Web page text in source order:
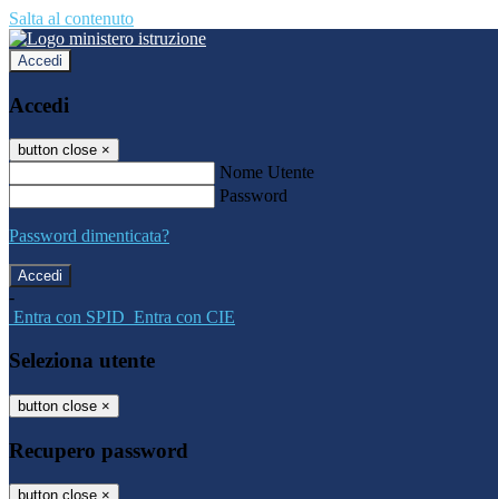
Salta al contenuto
Accedi
Accedi
button close ×
Nome Utente
Password
Password dimenticata?
-
Entra con SPID Entra con CIE
Seleziona utente
button close ×
Recupero password
button close ×